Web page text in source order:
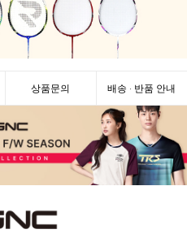
상품문의 배송 · 반품 안내